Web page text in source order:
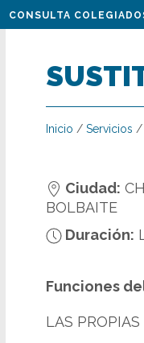
CONSULTA
Inicio / Servicios /
Ciudad:
BOLBAITE
Duración:
Funciones
LAS